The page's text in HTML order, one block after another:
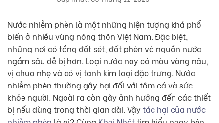
Nước nhiễm phèn là một những hiện tượng khá phổ
biến ở nhiều vùng nông thôn Việt Nam. Đặc biệt,
những nơi có tầng đất sét, đất phèn và nguồn nước
ngầm sâu dễ bị hơn. Loại nước này có màu vàng nâu,
vị chua nhẹ và có vị tanh kim loại đặc trưng. Nước
nhiễm phèn thường gây hại đối với tôm cá và sức
khỏe người. Ngoài ra còn gây ảnh hưởng đến các thiết
bị nếu dùng trong thời gian dài. Vậy tác hại của nước